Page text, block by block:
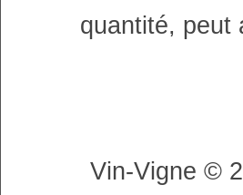
quantité, peut
Vin-Vigne ©